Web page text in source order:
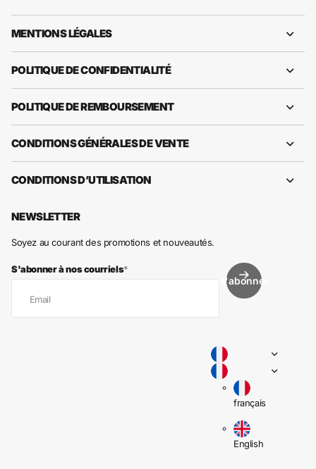
MENTIONS LÉGALES
POLITIQUE DE CONFIDENTIALITÉ
POLITIQUE DE REMBOURSEMENT
CONDITIONS GÉNÉRALES DE VENTE
CONDITIONS D’UTILISATION
NEWSLETTER
Soyez au courant des promotions et nouveautés.
S'abonner à nos courriels*
S'abonner
français
English